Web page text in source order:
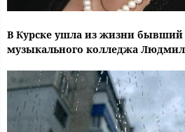
В Курске ушла из жизни бывший
музыкального колледжа